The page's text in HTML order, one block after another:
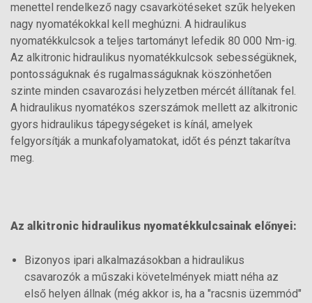
menettel rendelkező nagy csavarkötéseket szűk helyeken
nagy nyomatékokkal kell meghúzni. A hidraulikus
nyomatékkulcsok a teljes tartományt lefedik 80 000 Nm-ig.
Az alkitronic hidraulikus nyomatékkulcsok sebességüknek,
pontosságuknak és rugalmasságuknak köszönhetően
szinte minden csavarozási helyzetben mércét állítanak fel.
A hidraulikus nyomatékos szerszámok mellett az alkitronic
gyors hidraulikus tápegységeket is kínál, amelyek
felgyorsítják a munkafolyamatokat, időt és pénzt takarítva
meg.
Az alkitronic hidraulikus nyomatékkulcsainak előnyei:
Bizonyos ipari alkalmazásokban a hidraulikus
csavarozók a műszaki követelmények miatt néha az
első helyen állnak (még akkor is, ha a "racsnis üzemmód"